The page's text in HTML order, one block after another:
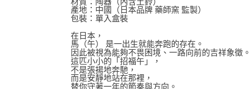
產地：中國（日本品牌 藥師窯 監製）
包裝：單入盒裝
在日本，
馬（午） 是一出生就能奔跑的存在。
因此被視為能夠不畏困境、一路向前的吉祥象徵。
這匹小小的「招福午」，
不是張揚地奔馳，
而是安靜地站在那裡，
替你守著一年的節奏與方向。